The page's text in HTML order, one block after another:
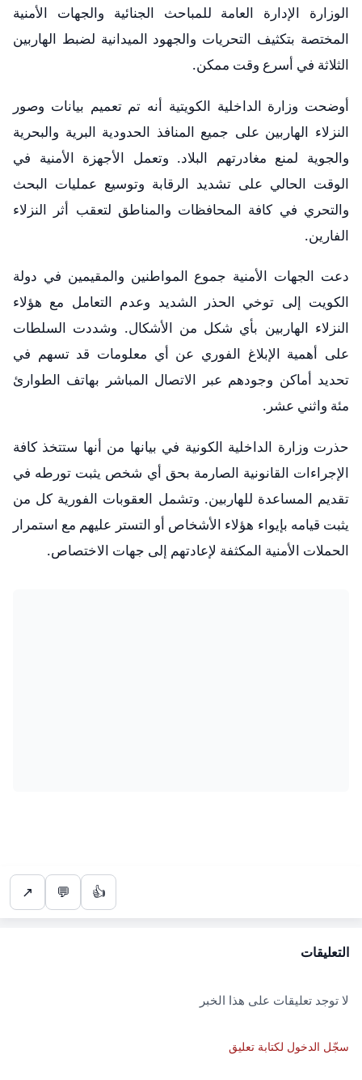
الوزارة الإدارة العامة للمباحث الجنائية والجهات الأمنية
المختصة بتكثيف التحريات والجهود الميدانية لضبط الهاربين
الثلاثة في أسرع وقت ممكن.
أوضحت وزارة الداخلية الكويتية أنه تم تعميم بيانات وصور
النزلاء الهاربين على جميع المنافذ الحدودية البرية والبحرية
والجوية لمنع مغادرتهم البلاد. وتعمل الأجهزة الأمنية في
الوقت الحالي على تشديد الرقابة وتوسيع عمليات البحث
والتحري في كافة المحافظات والمناطق لتعقب أثر النزلاء
الفارين.
دعت الجهات الأمنية جموع المواطنين والمقيمين في دولة
الكويت إلى توخي الحذر الشديد وعدم التعامل مع هؤلاء
النزلاء الهاربين بأي شكل من الأشكال. وشددت السلطات
على أهمية الإبلاغ الفوري عن أي معلومات قد تسهم في
تحديد أماكن وجودهم عبر الاتصال المباشر بهاتف الطوارئ
مئة واثني عشر.
حذرت وزارة الداخلية الكونية في بيانها من أنها ستتخذ كافة
الإجراءات القانونية الصارمة بحق أي شخص يثبت تورطه في
تقديم المساعدة للهاربين. وتشمل العقوبات الفورية كل من
يثبت قيامه بإيواء هؤلاء الأشخاص أو التستر عليهم مع استمرار
الحملات الأمنية المكثفة لإعادتهم إلى جهات الاختصاص.
👍
💬
↗
التعليقات
لا توجد تعليقات على هذا الخبر
سجّل الدخول لكتابة تعليق